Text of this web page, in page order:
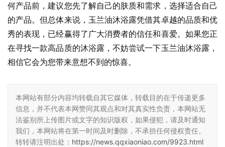
何产品前，建议您先了解自己的肤质和需求，选择适合自己
的产品。但总体来说，玉兰油沐浴露凭借其卓越的品质和优
秀的表现，已经赢得了广大消费者的信任和喜爱。如果您正
在寻找一款高品质的沐浴露，不妨尝试一下玉兰油沐浴露，
相信它会为您带来意想不到的惊喜。
本网站有部分内容均转载自其它媒体，转载目的在于传递更多
信息，并不代表本网赞同其观点和对其真实性负责，本网站无
法鉴别所上传图片或文字的知识版权，如果侵犯，请及时通知
我们，本网站将在第一时间及时删除，不承担任何侵权责任。
转转请注明出处： https://news.qqxiaoniao.com/9923.html